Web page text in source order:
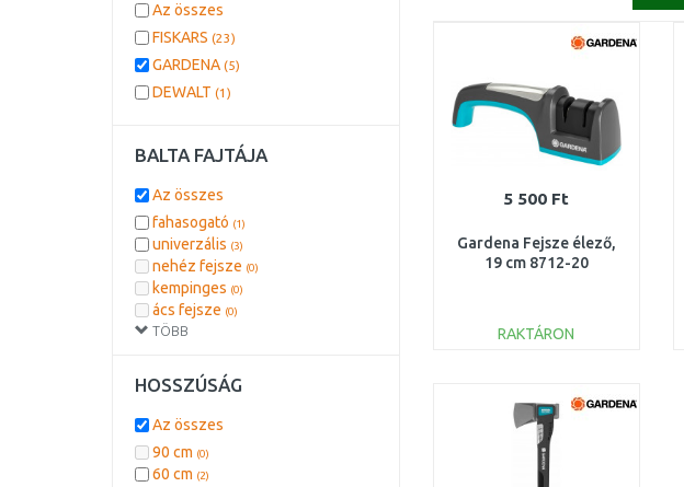
5 500 Ft
Gardena Fejsze élező,
19 cm 8712-20
RAKTÁRON
Összehasonlítás
Az összes
FISKARS (23)
GARDENA (5)
DEWALT (1)
BALTA FAJTÁJA
TÖBB
Az összes
fahasogató (1)
univerzális (3)
nehéz fejsze (0)
kempinges (0)
ács fejsze (0)
HOSSZÚSÁG
Az összes
90 cm (0)
60 cm (2)